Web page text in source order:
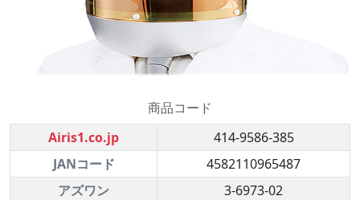
商品コード
Airis1.co.jp
414-9586-385
JANコード
4582110965487
アズワン
3-6973-02